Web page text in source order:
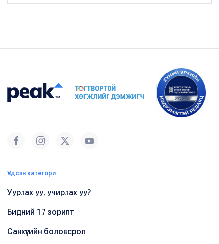
Үндсэн категори
Уурлах уу, учирлах уу?
Бидний 17 зорилт
Санхүүгийн боловсрол